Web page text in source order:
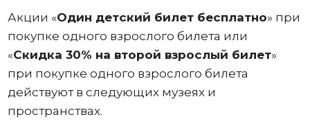
Акции «Один детский билет бесплатно» при
покупке одного взрослого билета или
«Скидка 30% на второй взрослый билет»
при покупке одного взрослого билета
действуют в следующих музеях и
пространствах.